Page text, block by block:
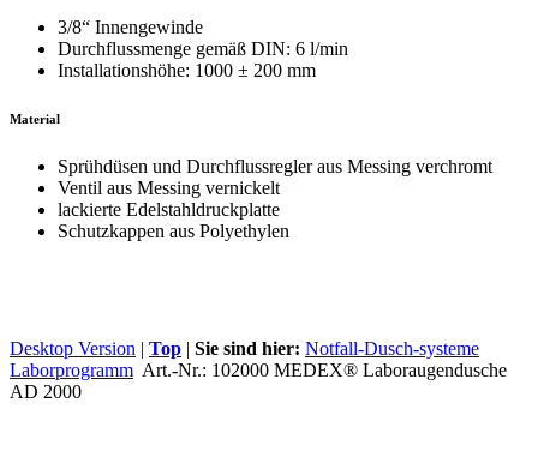
3/8“ Innengewinde
Durchflussmenge gemäß DIN: 6 l/min
Installationshöhe: 1000 ± 200 mm
Material
Sprühdüsen und Durchflussregler aus Messing verchromt
Ventil aus Messing vernickelt
lackierte Edelstahldruckplatte
Schutzkappen aus Polyethylen
Desktop Version | Top | Sie sind hier: Notfall-Dusch-systeme
Laborprogramm Art.-Nr.: 102000 MEDEX® Laboraugendusche
AD 2000